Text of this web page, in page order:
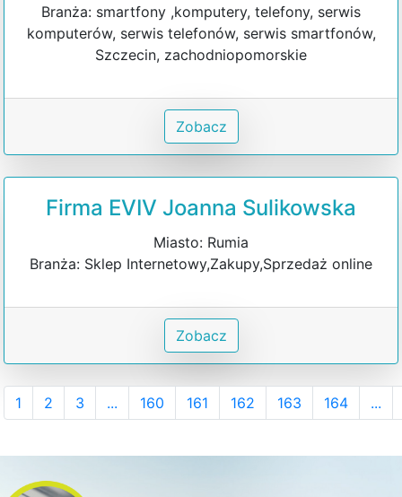
Branża: smartfony ,komputery, telefony, serwis
komputerów, serwis telefonów, serwis smartfonów,
Szczecin, zachodniopomorskie
Zobacz
Firma EVIV Joanna Sulikowska
Miasto: Rumia
Branża: Sklep Internetowy,Zakupy,Sprzedaż online
Zobacz
1 2 3 ... 160 161 162 163 164 ...